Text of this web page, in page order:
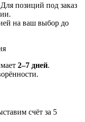
позиций под заказ
на ваш выбор до
2–7 дней.
счёт за 5